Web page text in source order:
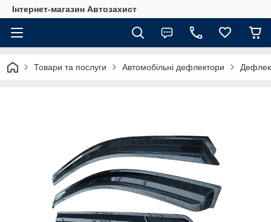
Інтернет-магазин Автозахист
Товари та послуги Автомобільні дефлектори